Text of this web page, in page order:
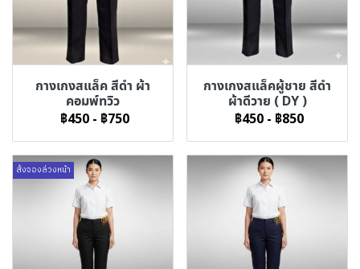
กางเกงสแล็ค สีดำ ผ้า
คอมพ์ทวิว
฿450 - ฿750
กางเกงสแล็คผู้ชาย สีดำ
ผ้าดีวาย ( DY )
฿450 - ฿850
สั่งจองล่วงหน้า